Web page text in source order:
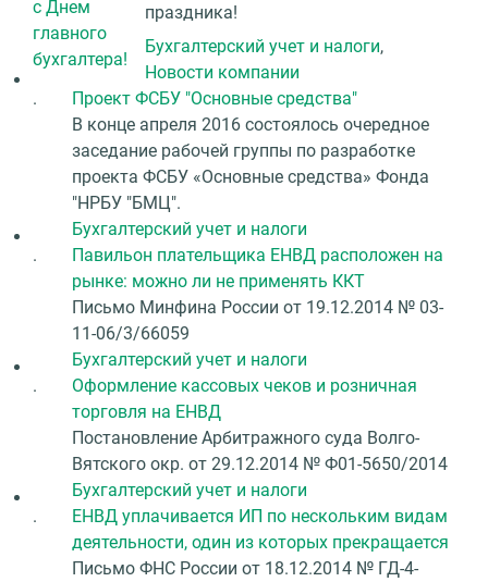
праздника!
Бухгалтерский учет и налоги,
Новости компании
.
Проект ФСБУ "Основные средства"
В конце апреля 2016 состоялось очередное
заседание рабочей группы по разработке
проекта ФСБУ «Основные средства» Фонда
"НРБУ "БМЦ".
Бухгалтерский учет и налоги
.
Павильон плательщика ЕНВД расположен на
рынке: можно ли не применять ККТ
Письмо Минфина России от 19.12.2014 № 03-
11-06/3/66059
Бухгалтерский учет и налоги
.
Оформление кассовых чеков и розничная
торговля на ЕНВД
Постановление Арбитражного суда Волго-
Вятского окр. от 29.12.2014 № Ф01-5650/2014
Бухгалтерский учет и налоги
.
ЕНВД уплачивается ИП по нескольким видам
деятельности, один из которых прекращается
Письмо ФНС России от 18.12.2014 № ГД-4-